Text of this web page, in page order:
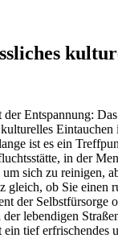
Entspannung:
Eintauchen
ist es ein
in der
sich zu reinigen,
gleich, ob Sie einen
der Selbstfürsorge
lebendigen
tief erfrischendes